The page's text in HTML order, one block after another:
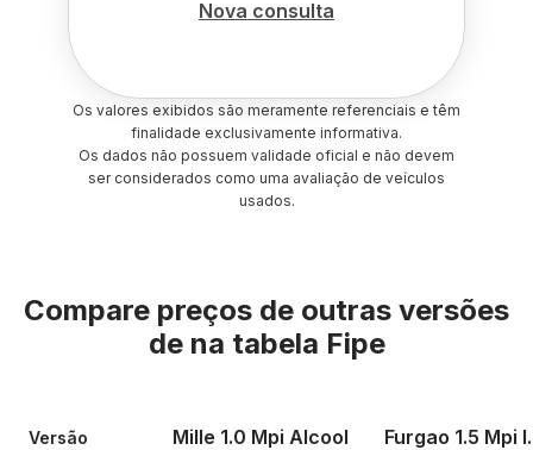
Nova consulta
Os valores exibidos são meramente referenciais e têm
finalidade exclusivamente informativa.
Os dados não possuem validade oficial e não devem
ser considerados como uma avaliação de veículos
usados.
Compare preços de outras versões
de na tabela Fipe
Versão Mille 1.0 Mpi Alcool Furgao 1.5 Mpi